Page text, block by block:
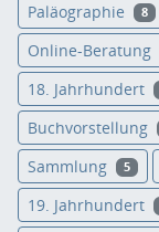
Paläographie 8
Online-Beratung
18. Jahrhundert
Buchvorstellung
Sammlung 5
19. Jahrhundert